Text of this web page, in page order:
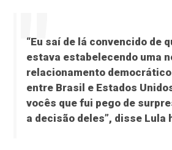
“Eu saí de lá convencido de
estava estabelecendo uma
relacionamento
entre Brasil e Estados
vocês que fui pego de
a decisão deles”, disse Lula